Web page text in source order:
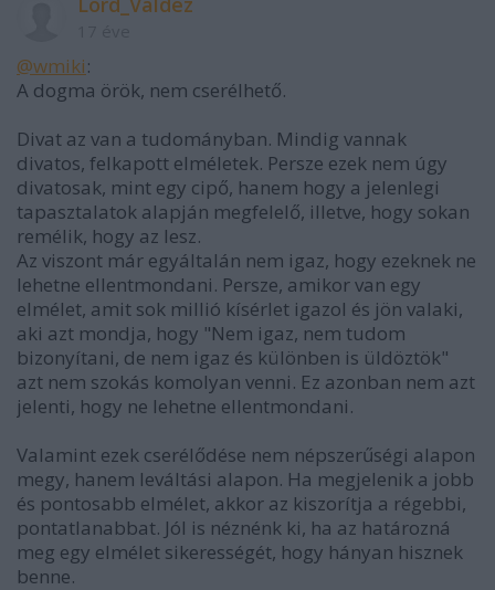
@wmiki:
A dogma örök, nem cserélhető.
Divat az van a tudományban. Mindig vannak
divatos, felkapott elméletek. Persze ezek nem úgy
divatosak, mint egy cipő, hanem hogy a jelenlegi
tapasztalatok alapján megfelelő, illetve, hogy sokan
remélik, hogy az lesz.
Az viszont már egyáltalán nem igaz, hogy ezeknek ne
lehetne ellentmondani. Persze, amikor van egy
elmélet, amit sok millió kísérlet igazol és jön valaki,
aki azt mondja, hogy "Nem igaz, nem tudom
bizonyítani, de nem igaz és különben is üldöztök"
azt nem szokás komolyan venni. Ez azonban nem azt
jelenti, hogy ne lehetne ellentmondani.
Valamint ezek cserélődése nem népszerűségi alapon
megy, hanem leváltási alapon. Ha megjelenik a jobb
és pontosabb elmélet, akkor az kiszorítja a régebbi,
pontatlanabbat. Jól is néznénk ki, ha az határozná
meg egy elmélet sikerességét, hogy hányan hisznek
benne.